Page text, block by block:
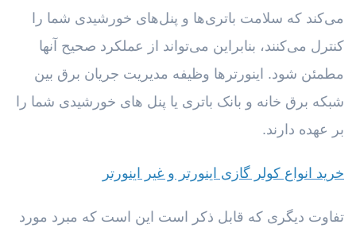
می‌کند که سلامت باتری‌ها و پنل‌های خورشیدی شما را
کنترل می‌کنند، بنابراین می‌تواند از عملکرد صحیح آنها
مطمئن شود. اینورترها وظیفه مدیریت جریان برق بین
شبکه برق خانه و بانک باتری یا پنل های خورشیدی شما را
بر عهده دارند.
خرید انواع کولر گازی اینورتر و غیر اینورتر
تفاوت دیگری که قابل ذکر است این است که مبرد مورد